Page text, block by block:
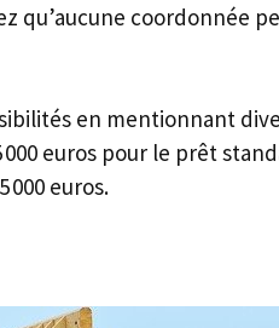
qu’aucune coordonnée
en mentionnant
euros pour le prêt
000 euros.